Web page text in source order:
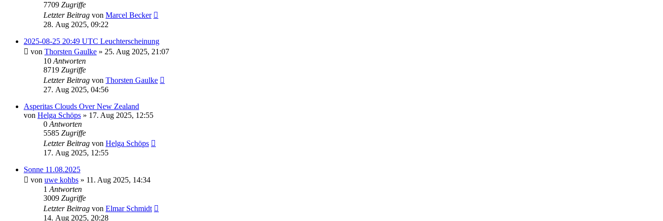
7709 Zugriffe
Letzter Beitrag von Marcel Becker
28. Aug 2025, 09:22
2025-08-25 20:49 UTC Leuchterscheinung
von Thorsten Gaulke » 25. Aug 2025, 21:07
10 Antworten
8719 Zugriffe
Letzter Beitrag von Thorsten Gaulke
27. Aug 2025, 04:56
Asperitas Clouds Over New Zealand
von Helga Schöps » 17. Aug 2025, 12:55
0 Antworten
5585 Zugriffe
Letzter Beitrag von Helga Schöps
17. Aug 2025, 12:55
Sonne 11.08.2025
von uwe kohbs » 11. Aug 2025, 14:34
1 Antworten
3009 Zugriffe
Letzter Beitrag von Elmar Schmidt
14. Aug 2025, 20:28